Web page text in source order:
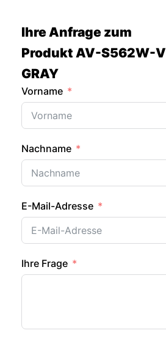
springenIhre Anfrage zum
Produkt AV-S562W-V
GRAY
Vorname
Nachname
E-Mail-Adresse
Ihre Frage